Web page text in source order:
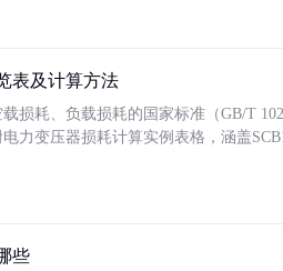
表及计算方法
损耗、负载损耗的国家标准（GB/T
力变压器损耗计算实例表格，涵盖
些